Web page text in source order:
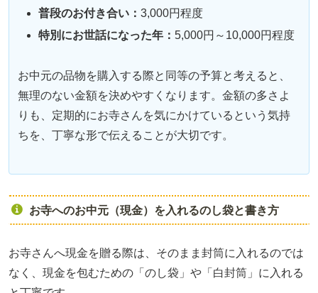
普段のお付き合い：3,000円程度
特別にお世話になった年：5,000円～10,000円程度
お中元の品物を購入する際と同等の予算と考えると、
無理のない金額を決めやすくなります。金額の多さよ
りも、定期的にお寺さんを気にかけているという気持
ちを、丁寧な形で伝えることが大切です。
お寺へのお中元（現金）を入れるのし袋と書き方
お寺さんへ現金を贈る際は、そのまま封筒に入れるのでは
なく、現金を包むための「のし袋」や「白封筒」に入れる